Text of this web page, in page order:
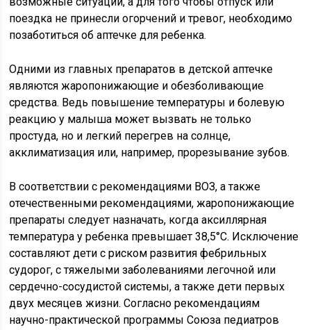
поездка не принесли огорчений и тревог, необходимо
позаботиться об аптечке для ребенка.
Одними из главных препаратов в детской аптечке
являются жаропонижающие и обезболивающие
средства. Ведь повышение температуры и болевую
реакцию у малыша может вызвать не только
простуда, но и легкий перегрев на солнце,
акклиматизация или, например, прорезывание зубов.
В соответствии с рекомендациями ВОЗ, а также
отечественными рекомендациями, жаропонижающие
препараты следует назначать, когда аксиллярная
температура у ребенка превышает 38,5°С. Исключение
составляют дети с риском развития фебрильных
судорог, с тяжелыми заболеваниями легочной или
сердечно-сосудистой системы, а также дети первых
двух месяцев жизни. Согласно рекомендациям
научно-практической программы Союза педиатров